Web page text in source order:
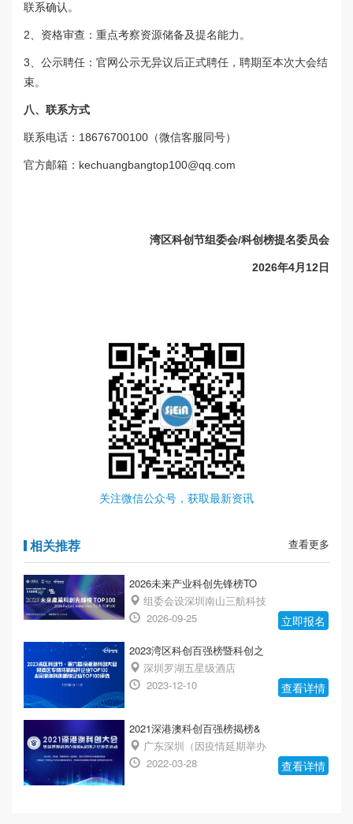
联系确认。
2、 资格审查：重点考察资源储备及提名能力。
3、公示聘任：官网公示无异议后正式聘任，聘期至本次大会结
束。
八、联系方式
联系电话：18676700100（微信客服同号）
官方邮箱：kechuangbangtop100@qq.com
湾区科创节组委会/科创榜提名委员会
2026年4月12日
关注微信公众号，获取最新资讯
相关推荐 查看更多
2026未来产业科创先锋榜TO
组委会设深圳南山三航科技
2026-09-25
立即报名
2023湾区科创百强榜暨科创之
深圳罗湖五星级酒店
2023-12-10
查看详情
2021深港澳科创百强榜揭榜&
广东深圳（因疫情延期举办
2022-03-28
查看详情